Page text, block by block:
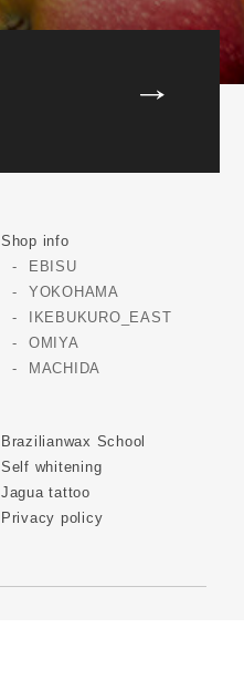
Shop info
EBISU
YOKOHAMA
IKEBUKURO_EAST
OMIYA
MACHIDA
Brazilianwax School
Self whitening
Jagua tattoo
Privacy policy